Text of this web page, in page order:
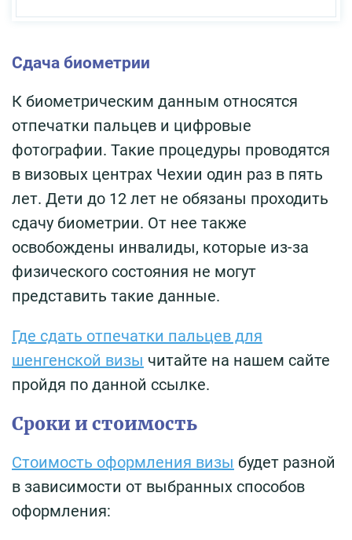
Сдача биометрии
К биометрическим данным относятся
отпечатки пальцев и цифровые
фотографии. Такие процедуры проводятся
в визовых центрах Чехии один раз в пять
лет. Дети до 12 лет не обязаны проходить
сдачу биометрии. От нее также
освобождены инвалиды, которые из-за
физического состояния не могут
представить такие данные.
Где сдать отпечатки пальцев для
шенгенской визы читайте на нашем сайте
пройдя по данной ссылке.
Сроки и стоимость
Стоимость оформления визы будет разной
в зависимости от выбранных способов
оформления: